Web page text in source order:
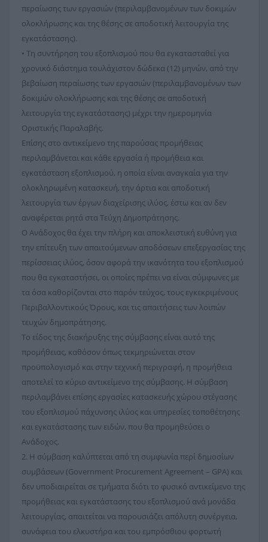
περαίωσης των εργασιών (περιλαμβανομένων των δοκιμών
ολοκλήρωσης και της θέσης σε αποδοτική λειτουργία της
εγκατάστασης).
• Τη συντήρηση του εξοπλισμού που θα εγκατασταθεί για
χρονικό διάστημα τουλάχιστον δώδεκα (12) μηνών, από την
βεβαίωση περαίωσης των εργασιών (περιλαμβανομένων των
δοκιμών ολοκλήρωσης και της θέσης σε αποδοτική
λειτουργία της εγκατάστασης) μέχρι την ημερομηνία
Οριστικής Παραλαβής.
Επίσης στο αντικείμενο της παρούσας προμήθειας
περιλαμβάνεται και κάθε εργασία ή προμήθεια και
εγκατάσταση εξοπλισμού, η οποία είναι αναγκαία για την
ολοκληρωμένη κατασκευή, την άρτια και αποδοτική
λειτουργία των έργων διαχείρισης ιλύος, έστω και αν δεν
αναφέρεται ρητά στα Τεύχη Δημοπράτησης.
Ο Ανάδοχος θα έχει την πλήρη και αποκλειστική ευθύνη για
την επίτευξη των απαιτούμενων αποδόσεων επεξεργασίας της
περίσσειας ιλύος, όσον αφορά την ικανότητα του εξοπλισμού
που θα εγκαταστήσει, οι οποίες πρέπει να είναι σύμφωνες με
τα όσα καθορίζονται στο παρόν τεύχος, τους εγκεκριμένους
Περιβαλλοντικούς Όρους, και τις απαιτήσεις των λοιπών
τευχών δημοπράτησης.
Το είδος της διακήρυξης της σύμβασης είναι αυτό της
προμήθειας, καθόσον όπως τεκμηριώνεται στον
προϋπολογισμό και στην τεχνική περιγραφή, η προμήθεια
αποτελεί το κύριο αντικείμενο της σύμβασης. Η σύμβαση
περιλαμβάνει επίσης εργασίες κατασκευής χώρου στέγασης
του εξοπλισμού πάχυνσης ιλύος και υπηρεσίες τοποθέτησης
και εγκατάστασης των ειδών, που θα προμηθεύσει ο
Ανάδοχος.
2. Η σύμβαση καλύπτεται από τη συμφωνία περί δημοσίων
συμβάσεων (Government Procurement Agreement – GPA) και
δεν υποδιαιρείται σε τμήματα διότι το φυσικό αντικείμενο της
προμήθειας και εγκατάστασης του εξοπλισμού ανά μονάδα
λειτουργίας, απαιτείται να παρουσιάζει απόλυτη συνέργεια,
συνάφεια του ελκυστήρα και του εμπρόσθιου φορτωτή